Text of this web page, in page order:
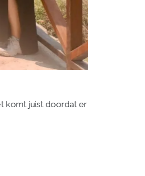
komt juist doordat er